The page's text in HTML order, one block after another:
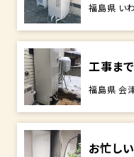
福島県 い
工事ま
福島県 会
お忙し